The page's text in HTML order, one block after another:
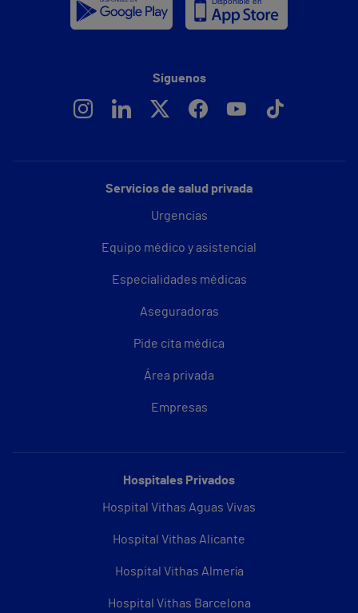
Servicios de salud privada
Urgencias
Equipo médico y asistencial
Especialidades médicas
Aseguradoras
Pide cita médica
Área privada
Empresas
Hospitales Privados
Hospital Vithas Aguas Vivas
Hospital Vithas Alicante
Hospital Vithas Almería
Hospital Vithas Barcelona
Síguenos